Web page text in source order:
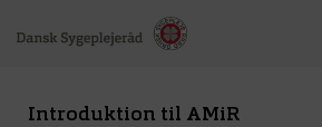
Introduktion til AMiR